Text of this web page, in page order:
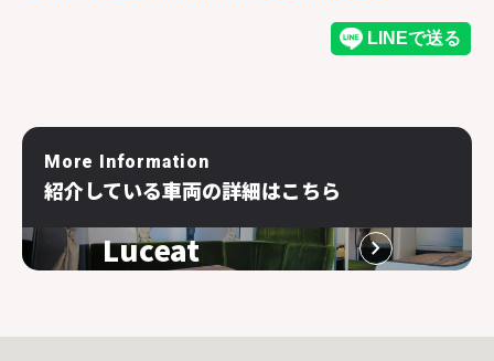
More Information
紹介している車両の詳細はこちら
Luceat